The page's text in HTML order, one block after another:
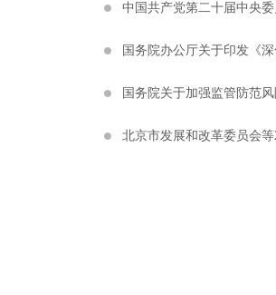
中国共产党第二十届中央
国务院办公厅关于印发《
国务院关于加强监管防范
北京市发展和改革委员会